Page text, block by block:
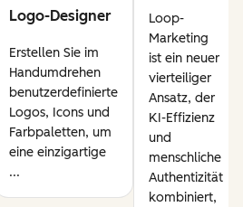
Logo-Designer
Erstellen Sie im
Handumdrehen
benutzerdefinierte
Logos, Icons und
Farbpaletten, um
eine einzigartige
...
Loop-
Marketing
ist ein neuer
vierteiliger
Ansatz, der
KI-Effizienz
und
menschliche
Authentizität
kombiniert,